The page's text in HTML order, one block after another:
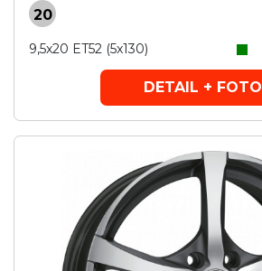
20
9,5x20 ET52 (5x130)
DETAIL + FOTO